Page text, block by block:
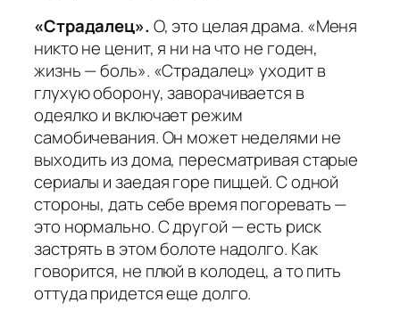
«Страдалец». О, это целая драма. «Меня
никто не ценит, я ни на что не годен,
жизнь — боль». «Страдалец» уходит в
глухую оборону, заворачивается в
одеялко и включает режим
самобичевания. Он может неделями не
выходить из дома, пересматривая старые
сериалы и заедая горе пиццей. С одной
стороны, дать себе время погоревать —
это нормально. С другой — есть риск
застрять в этом болоте надолго. Как
говорится, не плюй в колодец, а то пить
оттуда придется еще долго.